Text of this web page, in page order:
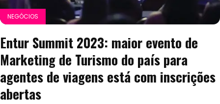
NEGÓCIOS
Entur Summit 2023: maior evento de
Marketing de Turismo do país para
agentes de viagens está com inscrições
abertas